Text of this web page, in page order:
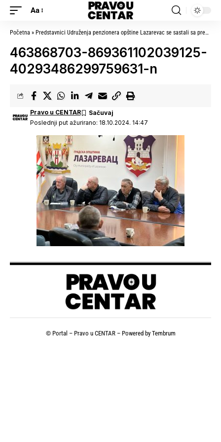
Aa
Početna » Predstavnici Udruženja penzionera opštine Lazarevac se sastali sa predsednikom GO Lazarevac
463868703-869361102039125-
40293486299759631-n
Poslednji put ažurirano: 18.10.2024. 14:47
Pravo u CENTAR
© Portal – Pravo u CENTAR – Powered by Tembrum